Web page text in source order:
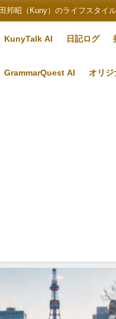
邦昭（Kuny）のライフスタイ
KunyTalk AI 日記ログ
GrammarQuest AI オリジ